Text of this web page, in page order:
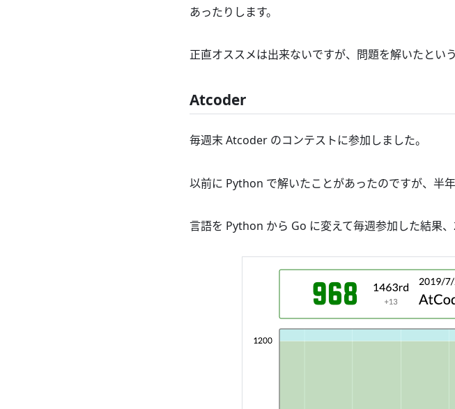
あったりします。
正直オススメは出来ないですが、問題を解いたとい
Atcoder
毎週末 Atcoder のコンテストに参加しました。
以前に Python で解いたことがあったのですが、半
言語を Python から Go に変えて毎週参加した結果